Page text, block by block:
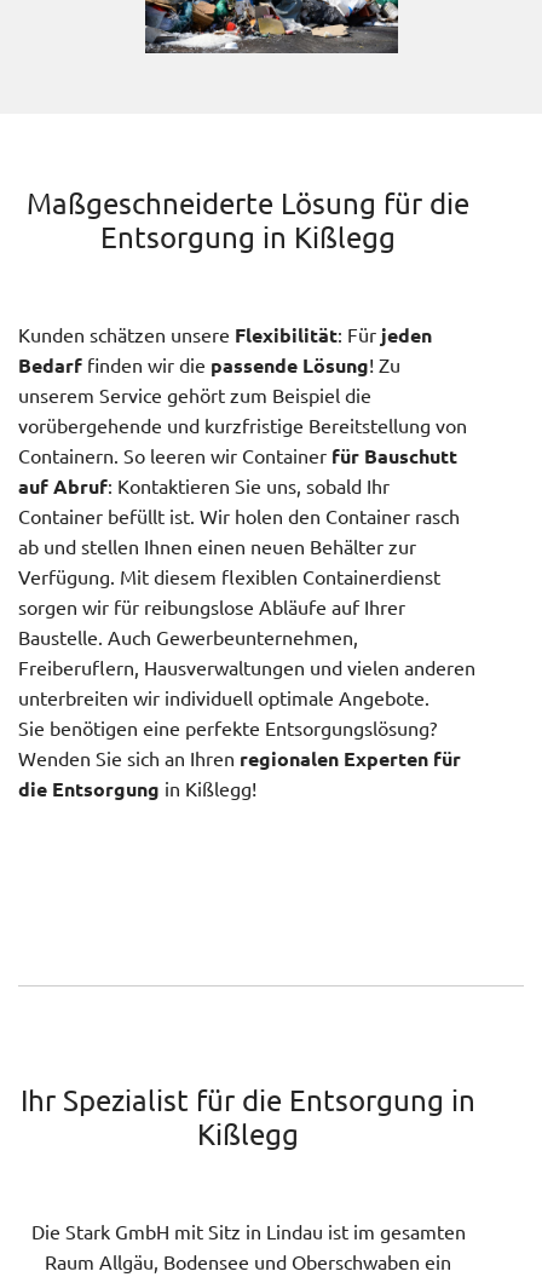
Maßgeschneiderte Lösung für die
Entsorgung in Kißlegg
Kunden schätzen unsere Flexibilität: Für jeden
Bedarf finden wir die passende Lösung! Zu
unserem Service gehört zum Beispiel die
vorübergehende und kurzfristige Bereitstellung von
Containern. So leeren wir Container für Bauschutt
auf Abruf: Kontaktieren Sie uns, sobald Ihr
Container befüllt ist. Wir holen den Container rasch
ab und stellen Ihnen einen neuen Behälter zur
Verfügung. Mit diesem flexiblen Containerdienst
sorgen wir für reibungslose Abläufe auf Ihrer
Baustelle. Auch Gewerbeunternehmen,
Freiberuflern, Hausverwaltungen und vielen anderen
unterbreiten wir individuell optimale Angebote.
Sie benötigen eine perfekte Entsorgungslösung?
Wenden Sie sich an Ihren regionalen Experten für
die Entsorgung in Kißlegg!
Ihr Spezialist für die Entsorgung in
Kißlegg
Die Stark GmbH mit Sitz in Lindau ist im gesamten
Raum Allgäu, Bodensee und Oberschwaben ein